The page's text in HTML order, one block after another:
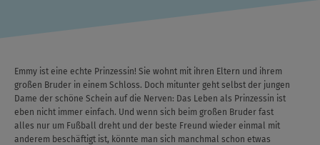
Emmy ist eine echte Prinzessin! Sie wohnt mit ihren Eltern und ihrem
großen Bruder in einem Schloss. Doch mitunter geht selbst der jungen
Dame der schöne Schein auf die Nerven: Das Leben als Prinzessin ist
eben nicht immer einfach. Und wenn sich beim großen Bruder fast
alles nur um Fußball dreht und der beste Freund wieder einmal mit
anderem beschäftigt ist, könnte man sich manchmal schon etwas